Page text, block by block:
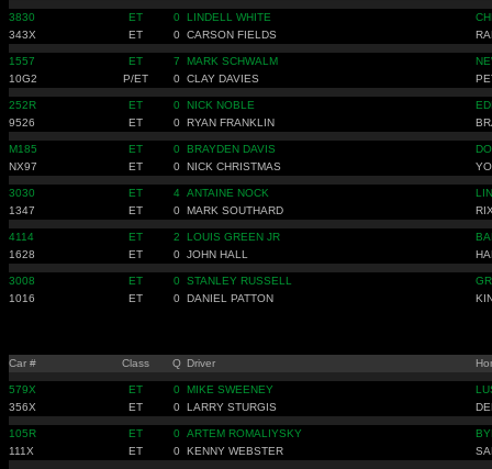
3830 ET 0 LINDELL WHITE
343X
ET 0 CARSON FIELDS
1557 ET 7 MARK SCHWALM
10G2
P/ET 0 CLAY DAVIES
252R ET 0 NICK NOBLE
9526
ET 0 RYAN FRANKLIN
M185 ET 0 BRAYDEN DAVIS
NX97
ET 0 NICK CHRISTMAS
3030 ET 4 ANTAINE NOCK
1347
ET 0 MARK SOUTHARD
4114 ET 2 LOUIS GREEN JR
1628
ET 0 JOHN HALL
3008 ET 0 STANLEY RUSSELL
1016
ET 0 DANIEL PATTON
Car # Class Q Driver
579X ET 0 MIKE SWEENEY
356X
ET 0 LARRY STURGIS
105R ET 0 ARTEM ROMALIYSKY
111X
ET 0 KENNY WEBSTER